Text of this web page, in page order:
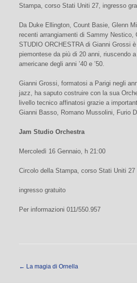
Stampa, corso Stati Uniti 27, ingresso
Da Duke Ellington, Count Basie, Glenn
recenti arrangiamenti di Sammy
STUDIO ORCHESTRA di Gianni Grossi
piemontese da più di 20 anni, riuscendo
americane degli anni ’40 e ’50.
Gianni Grossi, formatosi a Parigi negli
jazz, ha saputo costruire con la sua
livello tecnico affinatosi grazie a
Gianni Basso, Romano Mussolini, Furio
Jam Studio Orchestra
Mercoledì 16 Gennaio, h 21:00
Circolo della Stampa, corso Stati Uniti 27
ingresso gratuito
Per informazioni 011/550.957
← La magia di Ornella